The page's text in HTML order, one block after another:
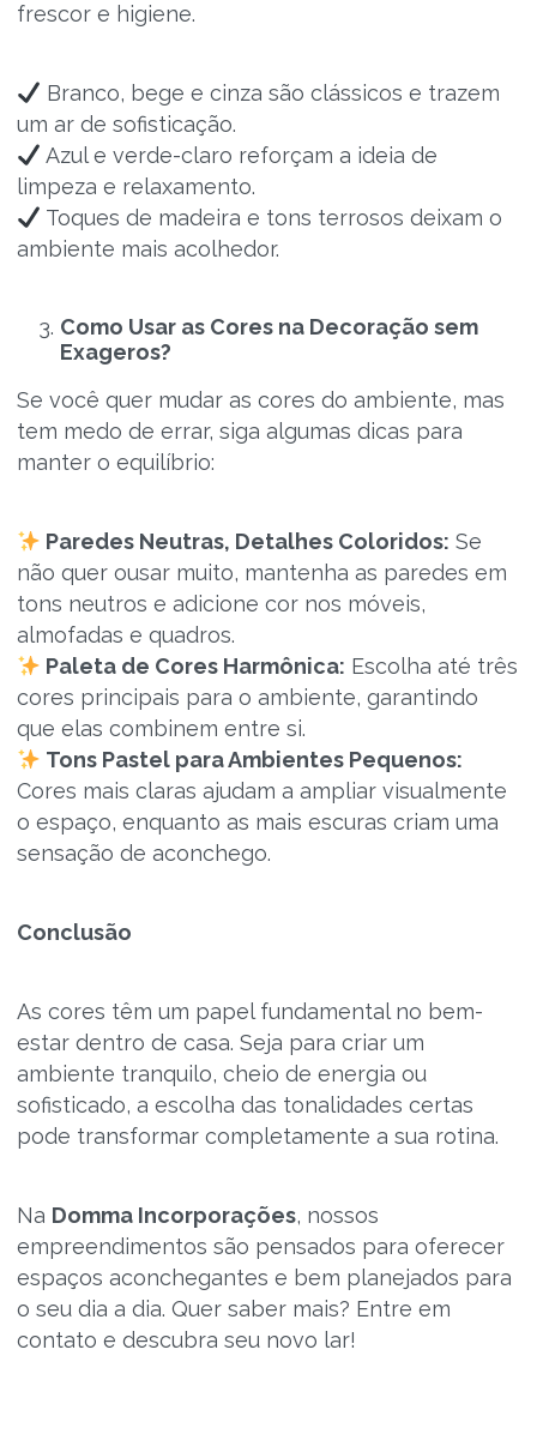
frescor e higiene.
Branco, bege e cinza são clássicos e trazem
um ar de sofisticação.
Azul e verde-claro reforçam a ideia de
limpeza e relaxamento.
Toques de madeira e tons terrosos deixam o
ambiente mais acolhedor.
Como Usar as Cores na Decoração sem
Exageros?
Se você quer mudar as cores do ambiente, mas
tem medo de errar, siga algumas dicas para
manter o equilíbrio:
Paredes Neutras, Detalhes Coloridos: Se
não quer ousar muito, mantenha as paredes em
tons neutros e adicione cor nos móveis,
almofadas e quadros.
Paleta de Cores Harmônica: Escolha até três
cores principais para o ambiente, garantindo
que elas combinem entre si.
Tons Pastel para Ambientes Pequenos:
Cores mais claras ajudam a ampliar visualmente
o espaço, enquanto as mais escuras criam uma
sensação de aconchego.
Conclusão
As cores têm um papel fundamental no bem-
estar dentro de casa. Seja para criar um
ambiente tranquilo, cheio de energia ou
sofisticado, a escolha das tonalidades certas
pode transformar completamente a sua rotina.
Na Domma Incorporações, nossos
empreendimentos são pensados para oferecer
espaços aconchegantes e bem planejados para
o seu dia a dia. Quer saber mais? Entre em
contato e descubra seu novo lar!